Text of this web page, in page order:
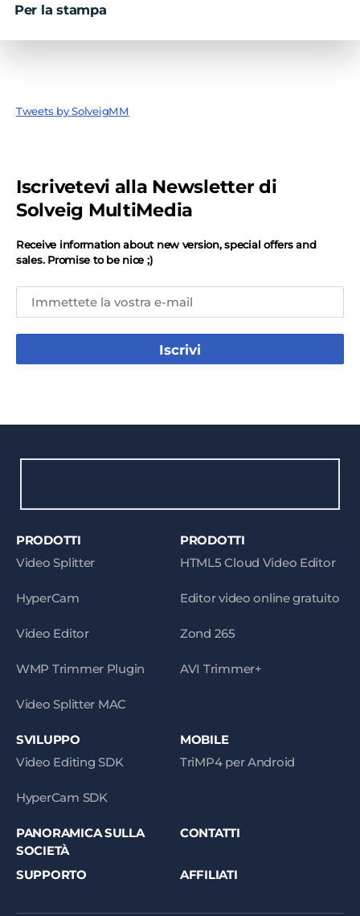
Per la stampa
Tweets by SolveigMM
Iscrivetevi alla Newsletter di
Solveig MultiMedia
Receive information about new version, special offers and
sales. Promise to be nice ;)
Iscrivi
PRODOTTI
Video Splitter
HyperCam
Video Editor
WMP Trimmer Plugin
Video Splitter MAC
PRODOTTI
HTML5 Cloud Video Editor
Editor video online gratuito
Zond 265
AVI Trimmer+
SVILUPPO
Video Editing SDK
HyperCam SDK
MOBILE
TriMP4 per Android
PANORAMICA SULLA
SOCIETÀ
CONTATTI
SUPPORTO AFFILIATI